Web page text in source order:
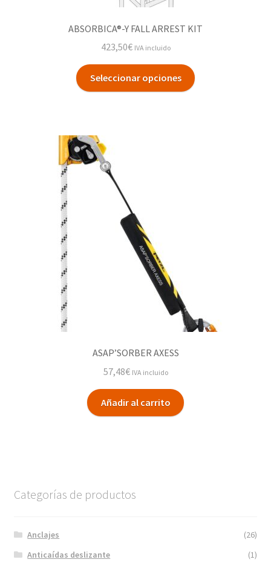
ABSORBICA®-Y FALL ARREST KIT
423,50€ IVA incluido
Seleccionar opciones
ASAP’SORBER AXESS
57,48€ IVA incluido
Añadir al carrito
Categorías de productos
Anclajes
(26)
Anticaídas deslizante
(1)